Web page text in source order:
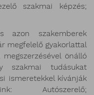
szakmai képzés;
azon szakemberek
megfelelő gyakorlattal
önálló
szakmai tudásukat
ismeretekkel kívánják
Autószerelő;